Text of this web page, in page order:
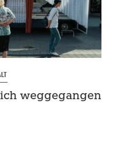
ich weggegangen